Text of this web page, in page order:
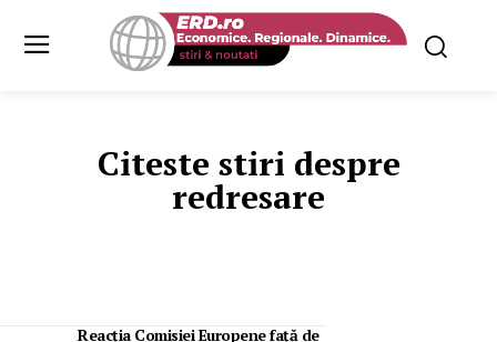
Citeste stiri despre
redresare
Reacția Comisiei Europene față de